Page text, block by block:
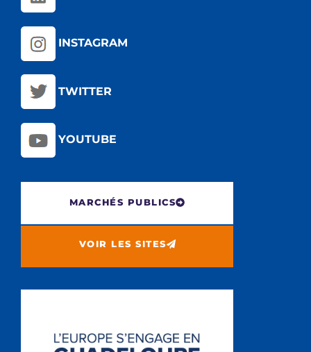
INSTAGRAM
TWITTER
YOUTUBE
MARCHÉS PUBLICS
VOIR LES SITES